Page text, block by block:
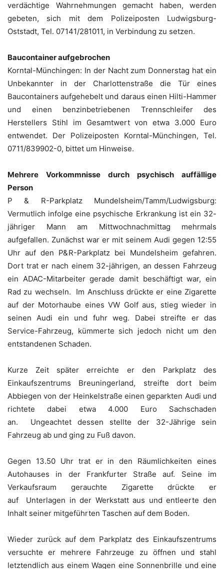
verdächtige Wahrnehmungen gemacht haben, werden
gebeten, sich mit dem Polizeiposten Ludwigsburg-
Oststadt, Tel. 07141/281011, in Verbindung zu setzen.
Baucontainer aufgebrochen
Korntal-Münchingen: In der Nacht zum Donnerstag hat ein
Unbekannter in der Charlottenstraße die Tür eines
Baucontainers aufgehebelt und daraus einen Hilti-Hammer
und einen benzinbetriebenen Trennschleifer des
Herstellers Stihl im Gesamtwert von etwa 3.000 Euro
entwendet. Der Polizeiposten Korntal-Münchingen, Tel.
0711/839902-0, bittet um Hinweise.
Mehrere Vorkommnisse durch psychisch auffällige
Person
P & R-Parkplatz Mundelsheim/Tamm/Ludwigsburg:
Vermutlich infolge eine psychische Erkrankung ist ein 32-
jähriger Mann am Mittwochnachmittag mehrmals
aufgefallen. Zunächst war er mit seinem Audi gegen 12:55
Uhr auf den P&R-Parkplatz bei Mundelsheim gefahren.
Dort trat er nach einem 32-jährigen, an dessen Fahrzeug
ein ADAC-Mitarbeiter gerade damit beschäftigt war, ein
Rad zu wechseln. Im Anschluss drückte er eine Zigarette
auf der Motorhaube eines VW Golf aus, stieg wieder in
seinen Audi ein und fuhr weg. Dabei streifte er das
Service-Fahrzeug, kümmerte sich jedoch nicht um den
entstandenen Schaden.
Kurze Zeit später erreichte er den Parkplatz des
Einkaufszentrums Breuningerland, streifte dort beim
Abbiegen von der Heinkelstraße einen geparkten Audi und
richtete dabei etwa 4.000 Euro Sachschaden
an. Ungeachtet dessen stellte der 32-Jährige sein
Fahrzeug ab und ging zu Fuß davon.
Gegen 13.50 Uhr trat er in den Räumlichkeiten eines
Autohauses in der Frankfurter Straße auf. Seine im
Verkaufsraum gerauchte Zigarette drückte er
auf Unterlagen in der Werkstatt aus und entleerte den
Inhalt seiner mitgeführten Taschen auf dem Boden.
Wieder zurück auf dem Parkplatz des Einkaufszentrums
versuchte er mehrere Fahrzeuge zu öffnen und stahl
letztendlich aus einem Wagen eine Sonnenbrille und eine